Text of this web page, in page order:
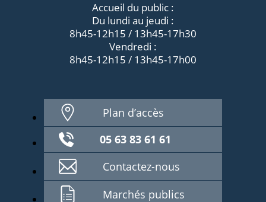
Accueil du public :
Du lundi au jeudi :
8h45-12h15 / 13h45-17h30
Vendredi :
8h45-12h15 / 13h45-17h00
Plan d’accès
05 63 83 61 61
Contactez-nous
Marchés publics